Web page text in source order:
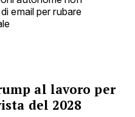
email per rubare
al lavoro per
del 2028